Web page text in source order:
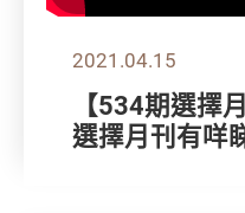
2021.04.15
【534期選擇
選擇月刊有咩